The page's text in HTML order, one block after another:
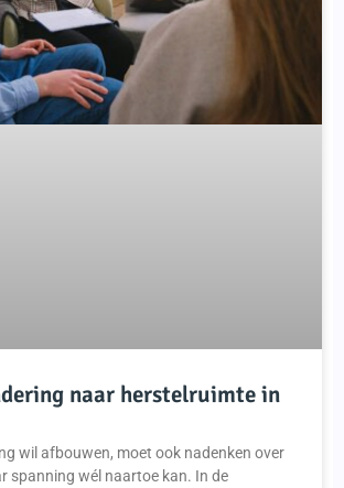
naar herstelruimte in
wil afbouwen, moet ook nadenken over
spanning wél naartoe kan. In de